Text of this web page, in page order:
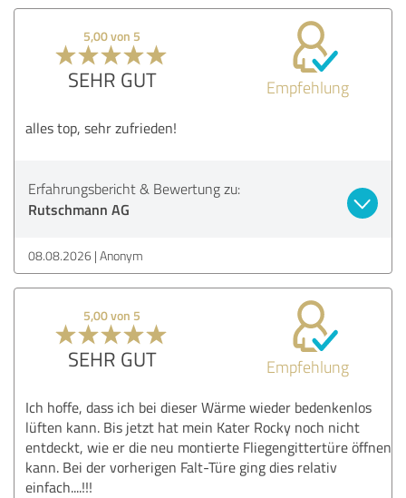
Bewertung anzeigen
5,00 von 5
SEHR GUT Empfehlung
alles top, sehr zufrieden!
Erfahrungsbericht & Bewertung zu:
Rutschmann AG
08.08.2026 Anonym
5,00 von 5
SEHR GUT Empfehlung
Ich hoffe, dass ich bei dieser Wärme wieder bedenkenlos
lüften kann. Bis jetzt hat mein Kater Rocky noch nicht
entdeckt, wie er die neu montierte Fliegengittertüre öffnen
kann. Bei der vorherigen Falt-Türe ging dies relativ
einfach....!!!